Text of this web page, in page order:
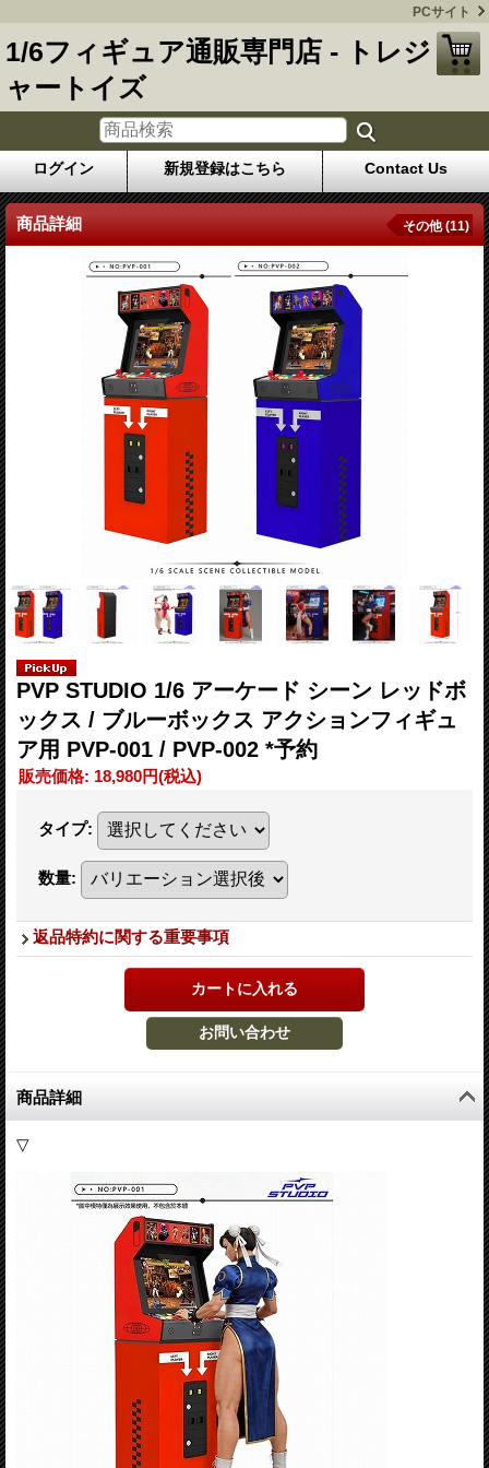
PCサイト
1/6フィギュア通販専門店 - トレジ
ャートイズ
ログイン 新規登録はこちら Contact Us
商品詳細 その他 (11)
PVP STUDIO 1/6 アーケード シーン レッドボ
ックス / ブルーボックス アクションフィギュ
ア用 PVP-001 / PVP-002 *予約
販売価格: 18,980円(税込)
タイプ:
数量:
返品特約に関する重要事項
商品詳細
▽